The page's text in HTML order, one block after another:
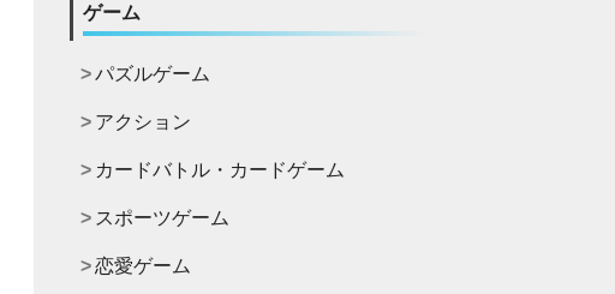
ゲーム
パズルゲーム
アクション
カードバトル・カードゲーム
スポーツゲーム
恋愛ゲーム